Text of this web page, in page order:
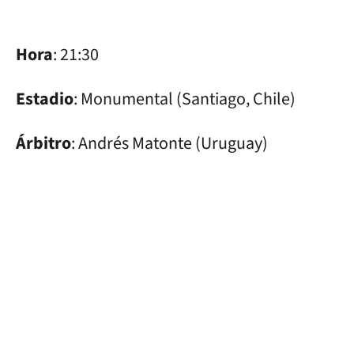
Hora: 21:30
Estadio: Monumental (Santiago, Chile)
Árbitro: Andrés Matonte (Uruguay)